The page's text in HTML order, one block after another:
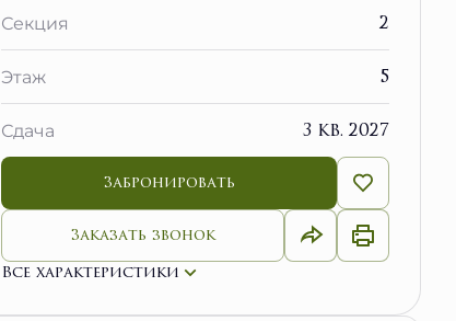
Секция 2
Этаж 5
Сдача 3 кв. 2027
Забронировать
Заказать звонок
Все характеристики